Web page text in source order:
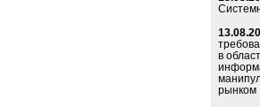
в
рынком